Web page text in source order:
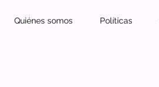
Quiénes somos Políticas